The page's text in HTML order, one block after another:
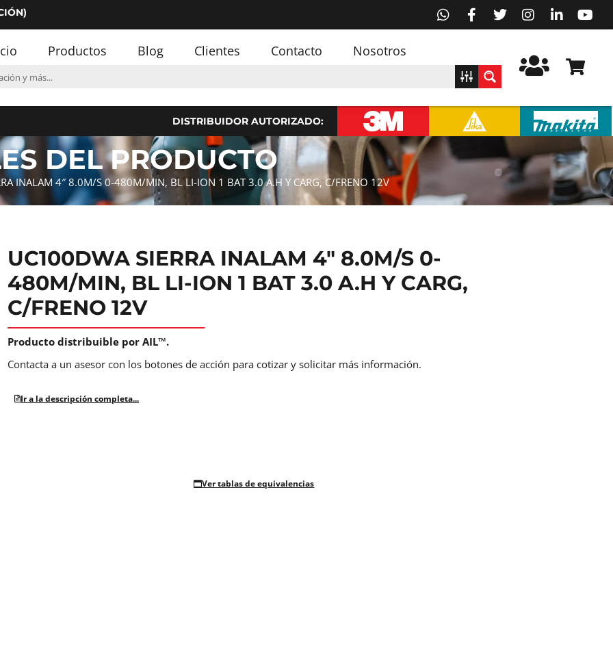
Productos Blog Clientes Contacto Nosotros
DISTRIBUIDOR AUTORIZADO:
DEL PRODUCTO
INALAM 4″ 8.0M/S 0-480M/MIN, BL LI-ION 1 BAT 3.0 A.H Y CARG, C/FRENO 12V
UC100DWA SIERRA INALAM 4″ 8.0M/S 0-
480M/MIN, BL LI-ION 1 BAT 3.0 A.H Y CARG,
C/FRENO 12V
Producto distribuible por AIL™.
Contacta a un asesor con los botones de acción para cotizar y solicitar más información.
Ir a la descripción completa...
Ver tablas de equivalencias